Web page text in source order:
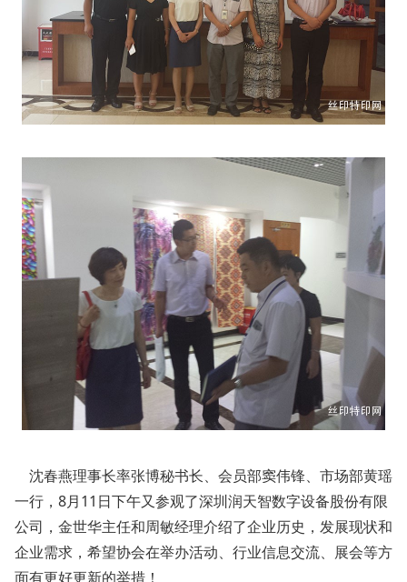
沈春燕理事长率张博秘书长、会员部窦伟锋、市场部黄瑶
一行，8月11日下午又参观了深圳润天智数字设备股份有限
公司，金世华主任和周敏经理介绍了企业历史，发展现状和
企业需求，希望协会在举办活动、行业信息交流、展会等方
面有更好更新的举措！